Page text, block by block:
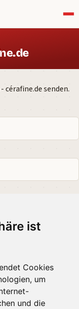
ist
Cookies
um
und die
cérafine.de senden.